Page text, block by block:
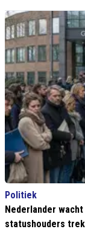
Politiek
Nederlander
statushouders